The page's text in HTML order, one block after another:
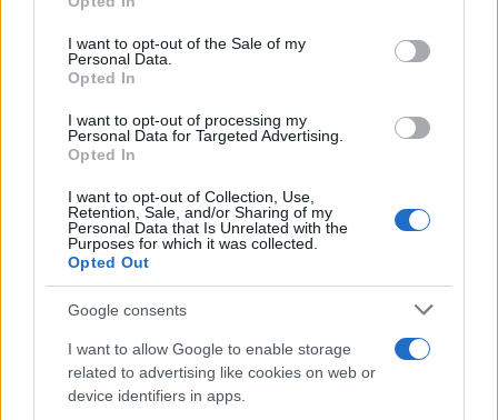
use your data for below specified purposes in below Google
consent section.
I want to opt-out of the Sale of my
Personal Data.
Opted In
I want to opt-out of processing my
Personal Data for Targeted Advertising.
Opted In
I want to opt-out of Collection, Use,
Retention, Sale, and/or Sharing of my
Personal Data that Is Unrelated with the
Purposes for which it was collected.
Opted Out
Google consents
I want to allow Google to enable storage
related to advertising like cookies on web or
device identifiers in apps.
αγορά ακινήτων.